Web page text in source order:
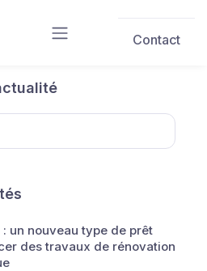
Contact
un nouveau type de prêt
des travaux de rénovation